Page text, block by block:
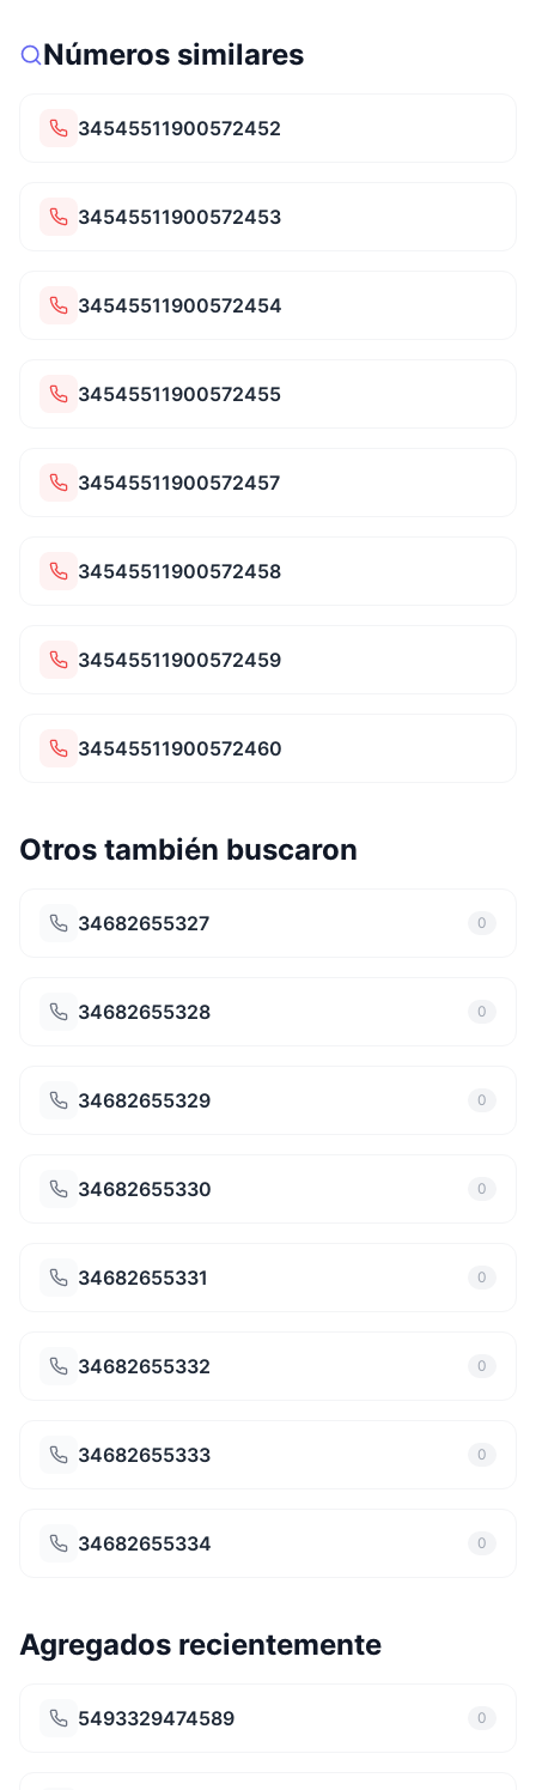
Números similares
34545511900572452
34545511900572453
34545511900572454
34545511900572455
34545511900572457
34545511900572458
34545511900572459
34545511900572460
Otros también buscaron
34682655327 0
34682655328 0
34682655329 0
34682655330 0
34682655331 0
34682655332 0
34682655333 0
34682655334 0
Agregados recientemente
5493329474589 0